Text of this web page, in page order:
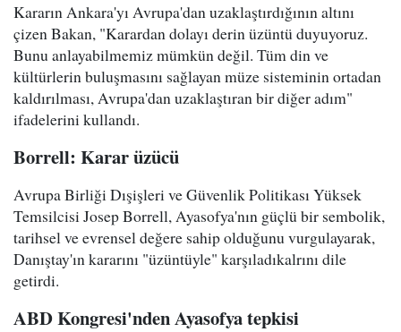
Kararın Ankara'yı Avrupa'dan uzaklaştırdığının altını
çizen Bakan, "Karardan dolayı derin üzüntü duyuyoruz.
Bunu anlayabilmemiz mümkün değil. Tüm din ve
kültürlerin buluşmasını sağlayan müze sisteminin ortadan
kaldırılması, Avrupa'dan uzaklaştıran bir diğer adım"
ifadelerini kullandı.
Borrell: Karar üzücü
Avrupa Birliği Dışişleri ve Güvenlik Politikası Yüksek
Temsilcisi Josep Borrell, Ayasofya'nın güçlü bir sembolik,
tarihsel ve evrensel değere sahip olduğunu vurgulayarak,
Danıştay'ın kararını "üzüntüyle" karşıladıkalrını dile
getirdi.
ABD Kongresi'nden Ayasofya tepkisi